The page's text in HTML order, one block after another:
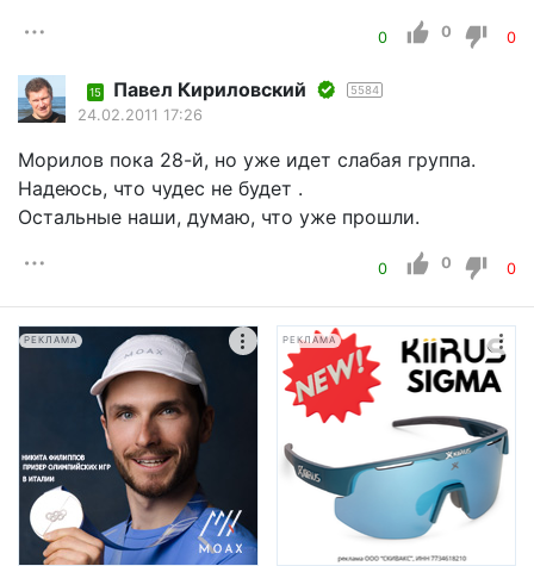
0 0 0
15 Павел Кириловский 5584
24.02.2011 17:26
Морилов пока 28-й, но уже идет слабая группа.
Надеюсь, что чудес не будет .
Остальные наши, думаю, что уже прошли.
0 0 0
РЕКЛАМА РЕКЛАМА